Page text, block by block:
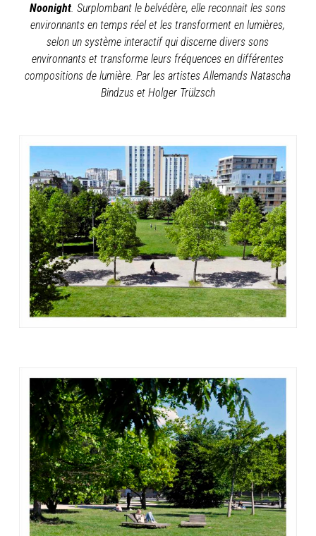
Noonight. Surplombant le belvédère, elle reconnait les sons
environnants en temps réel et les transforment en lumières,
selon un système interactif qui discerne divers sons
environnants et transforme leurs fréquences en différentes
compositions de lumière. Par les artistes Allemands Natascha
Bindzus et Holger Trülzsch